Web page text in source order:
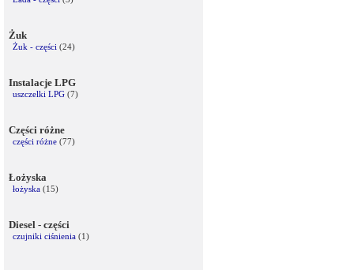
Żuk
Żuk - części (24)
Instalacje LPG
uszczelki LPG (7)
Części różne
części różne (77)
Łożyska
łożyska (15)
Diesel - części
czujniki ciśnienia (1)